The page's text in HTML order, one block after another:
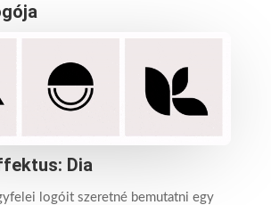
Dia
logóit szeretné bemutatni egy